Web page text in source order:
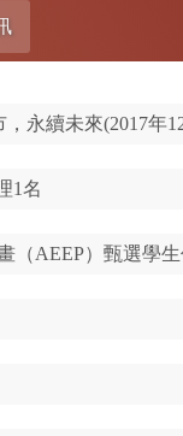
永續未來(2017年
1名
（AEEP）甄選學